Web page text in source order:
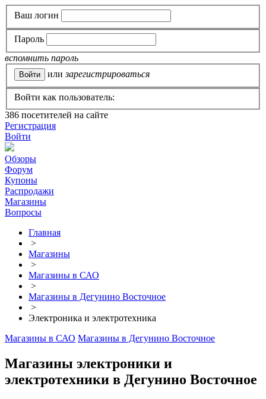
Ваш логин
Пароль
вспомнить пароль
или зарегистрироваться
Войти как пользователь:
386 посетителей на сайте
Регистрация
Войти
Обзоры
Форум
Купоны
Распродажи
Магазины
Вопросы
Главная
>
Магазины
>
Магазины в САО
>
Магазины в Дегунино Восточное
>
Электроника и электротехника
Магазины в САО Магазины в Дегунино Восточное
Магазины электроники и
электротехники в Дегунино Восточное